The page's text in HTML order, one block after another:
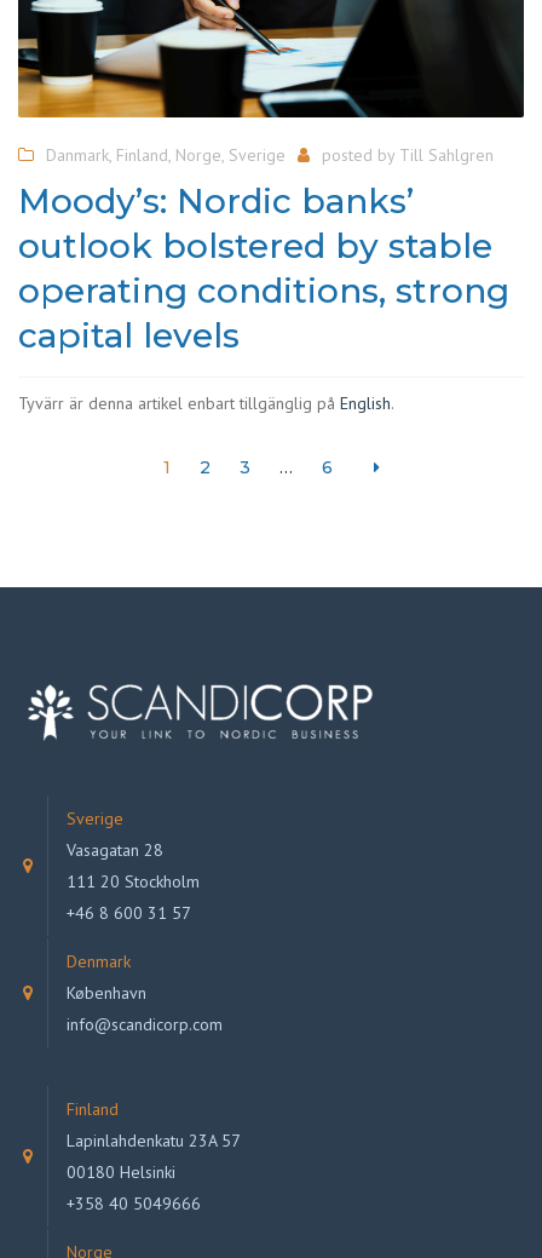
Danmark, Finland, Norge, Sverige posted by Till Sahlgren
Moody’s: Nordic banks’
outlook bolstered by stable
operating conditions, strong
capital levels
Tyvärr är denna artikel enbart tillgänglig på English.
1 2 3 … 6
Sverige
Vasagatan 28
111 20 Stockholm
+46 8 600 31 57
Denmark
København
info@scandicorp.com
Finland
Lapinlahdenkatu 23A 57
00180 Helsinki
+358 40 5049666
Norge